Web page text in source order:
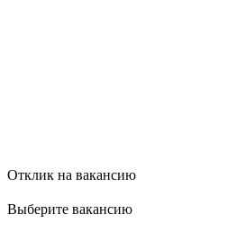
Отклик на вакансию
Выберите вакансию